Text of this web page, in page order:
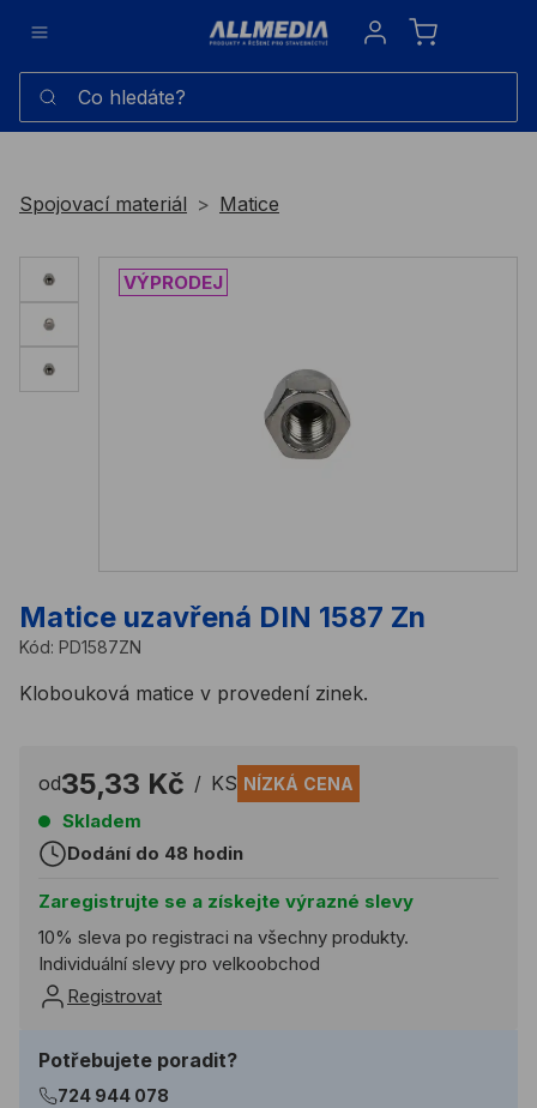
Sign in
Co hledáte?
Spojovací materiál Matice
Matice uzavřená DIN 1587 Zn
Kód: PD1587ZN
Klobouková matice v provedení zinek.
od35,33 Kč / KS NÍZKÁ CENA
Skladem
Dodání do 48 hodin
Zaregistrujte se a získejte výrazné slevy
10% sleva po registraci na všechny produkty.
Individuální slevy pro velkoobchod
Registrovat
Potřebujete poradit?
724 944 078